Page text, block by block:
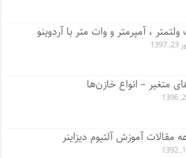
، آمپرمتر و وات متر با آردوینو
متغیر – انواع خازن‌ها
مقالات آموزش آلتیوم دیزاینر